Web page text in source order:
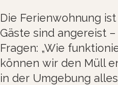
Die Ferienwohnung
Gäste sind angereist
Fragen: „Wie
können wir den Müll
in der Umgebung